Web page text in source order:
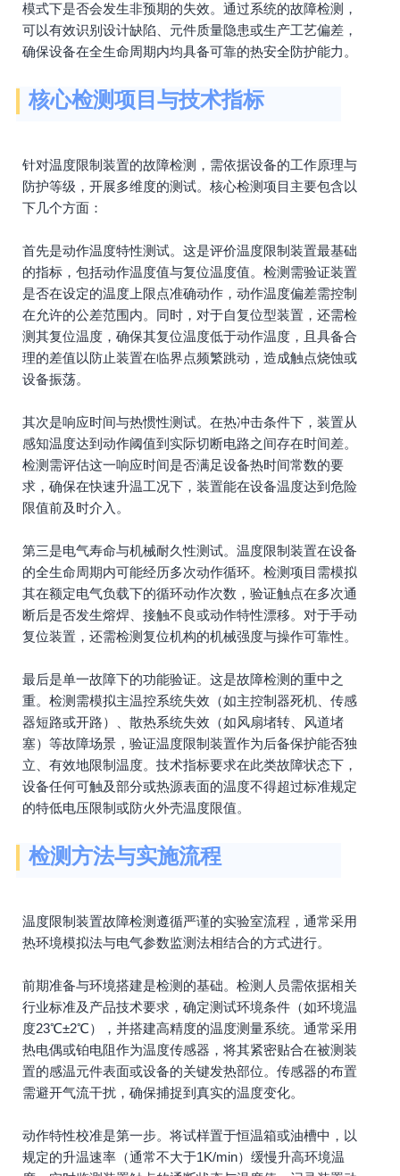
模式下是否会发生非预期的失效。通过系统的故障检测，
可以有效识别设计缺陷、元件质量隐患或生产工艺偏差，
确保设备在全生命周期内均具备可靠的热安全防护能力。
核心检测项目与技术指标
针对温度限制装置的故障检测，需依据设备的工作原理与
防护等级，开展多维度的测试。核心检测项目主要包含以
下几个方面：
首先是动作温度特性测试。这是评价温度限制装置最基础
的指标，包括动作温度值与复位温度值。检测需验证装置
是否在设定的温度上限点准确动作，动作温度偏差需控制
在允许的公差范围内。同时，对于自复位型装置，还需检
测其复位温度，确保其复位温度低于动作温度，且具备合
理的差值以防止装置在临界点频繁跳动，造成触点烧蚀或
设备振荡。
其次是响应时间与热惯性测试。在热冲击条件下，装置从
感知温度达到动作阈值到实际切断电路之间存在时间差。
检测需评估这一响应时间是否满足设备热时间常数的要
求，确保在快速升温工况下，装置能在设备温度达到危险
限值前及时介入。
第三是电气寿命与机械耐久性测试。温度限制装置在设备
的全生命周期内可能经历多次动作循环。检测项目需模拟
其在额定电气负载下的循环动作次数，验证触点在多次通
断后是否发生熔焊、接触不良或动作特性漂移。对于手动
复位装置，还需检测复位机构的机械强度与操作可靠性。
最后是单一故障下的功能验证。这是故障检测的重中之
重。检测需模拟主温控系统失效（如主控制器死机、传感
器短路或开路）、散热系统失效（如风扇堵转、风道堵
塞）等故障场景，验证温度限制装置作为后备保护能否独
立、有效地限制温度。技术指标要求在此类故障状态下，
设备任何可触及部分或热源表面的温度不得超过标准规定
的特低电压限制或防火外壳温度限值。
检测方法与实施流程
温度限制装置故障检测遵循严谨的实验室流程，通常采用
热环境模拟法与电气参数监测法相结合的方式进行。
前期准备与环境搭建是检测的基础。检测人员需依据相关
行业标准及产品技术要求，确定测试环境条件（如环境温
度23℃±2℃），并搭建高精度的温度测量系统。通常采用
热电偶或铂电阻作为温度传感器，将其紧密贴合在被测装
置的感温元件表面或设备的关键发热部位。传感器的布置
需避开气流干扰，确保捕捉到真实的温度变化。
动作特性校准是第一步。将试样置于恒温箱或油槽中，以
规定的升温速率（通常不大于1K/min）缓慢升高环境温